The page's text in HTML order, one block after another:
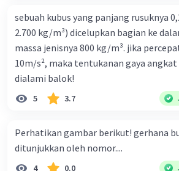
sebuah kubus yang panjang rusuknya
2.700 kg/m³) dicelupkan bagian ke
massa jenisnya 800 kg/m³. jika
10m/s², maka tentukanan gaya angkat
dialami balok!
5 3.7
Perhatikan gambar berikut! gerhana bulan total
ditunjukkan oleh nomor....
4 0.0